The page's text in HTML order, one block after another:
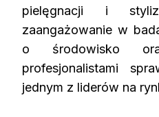
pielęgnacji i
zaangażowanie w
o środowisko
profesjonalistami
jednym z liderów na